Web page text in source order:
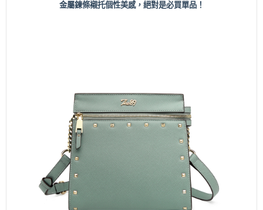
金屬鍊條襯托個性美感，絕對是必買單品！